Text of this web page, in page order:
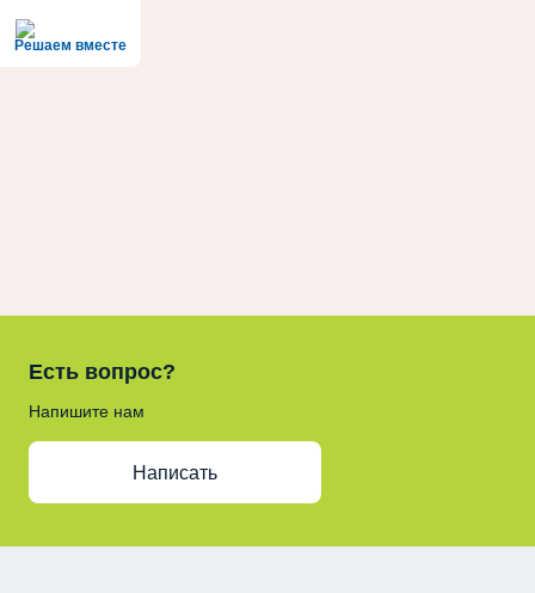
Решаем вместе
Есть вопрос?
Напишите нам
Написать